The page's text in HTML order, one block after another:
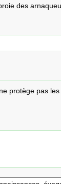
des
protège pas